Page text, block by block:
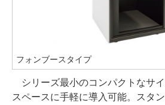
フォンブースタイプ
シリーズ最小のコンパクトなサ
スペースに手軽に導入可能。スタ